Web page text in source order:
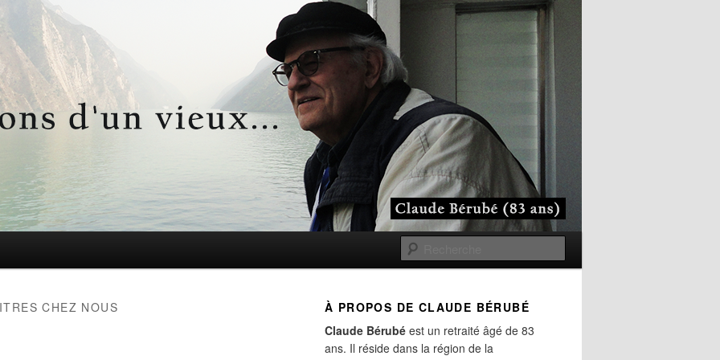
vieux…
CHEZ NOUS
À PROPOS DE CLAUDE BÉRUBÉ
Claude Bérubé est un retraité âgé de 83
ans. Il réside dans la région de la